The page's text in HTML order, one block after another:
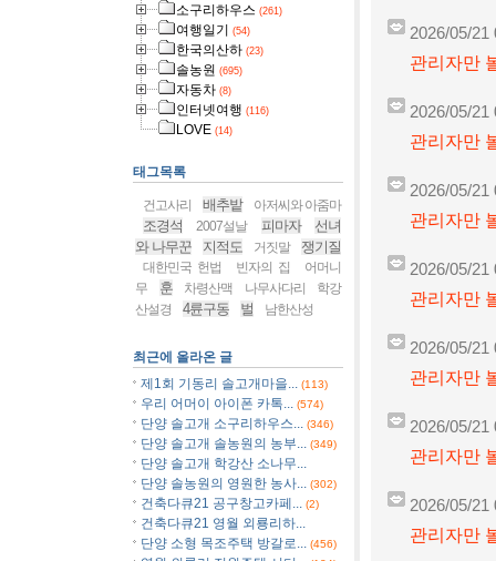
2026/05/21
관리자만
2026/05/21
관리자만
2026/05/21
관리자만
2026/05/21
관리자만
2026/05/21
관리자만
2026/05/21
관리자만
2026/05/21
관리자만
소구리하우스 (261)
여행일기 (54)
한국의산하 (23)
솔농원 (695)
자동차 (8)
인터넷여행 (116)
LOVE (14)
태그목록
건고사리 배추밭 아저씨와 아줌마
조경석 2007설날 피마자
선녀
와 나무꾼
지적도 거짓말 쟁기질
대한민국 헌법 빈자의 집
어머니
무
훈 차령산맥 나무사다리
학강
산설경
4륜구동 벌 남한산성
최근에 올라온 글
제1회 기동리 솔고개마을...
(113)
우리 어머이 아이폰 카톡... (574)
단양 솔고개 소구리하우스... (346)
단양 솔고개 솔농원의 농부... (349)
단양 솔고개 학강산 소나무...
단양 솔농원의 영원한 농사...
(302)
건축다큐21 공구창고카페... (2)
건축다큐21 영월 외룡리하...
단양 소형 목조주택 방갈로...
(456)